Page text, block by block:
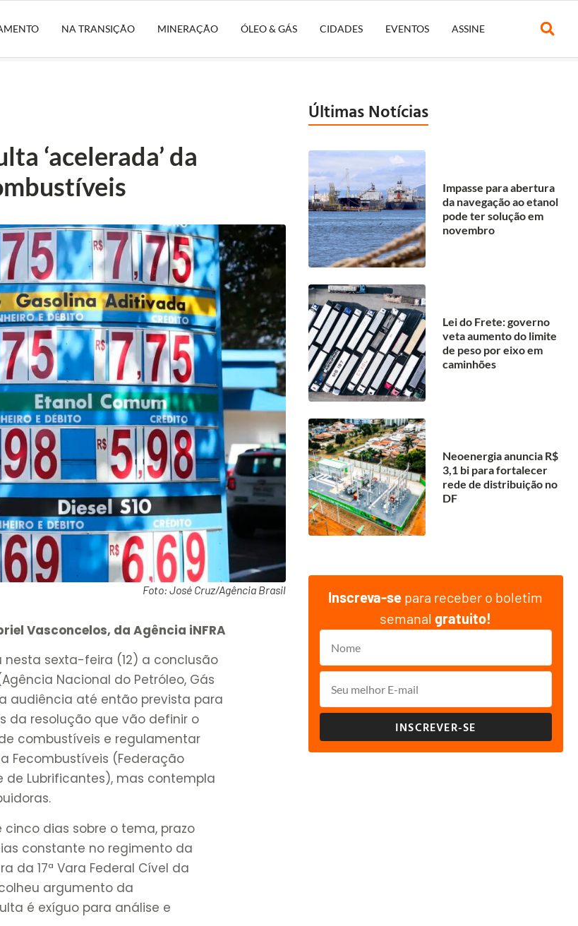
NA TRANSIÇÃO MINERAÇÃO ÓLEO & GÁS CIDADES EVENTOS ASSINE
‘acelerada’ da
Foto: José Cruz/Agência Brasil
Vasconcelos, da Agência iNFRA
nesta sexta-feira (12) a conclusão
Nacional do Petróleo, Gás
audiência até então prevista para
da resolução que vão definir o
combustíveis e regulamentar
Fecombustíveis (Federação
de Lubrificantes), mas contempla
cinco dias sobre o tema, prazo
constante no regimento da
da 17ª Vara Federal Cível da
argumento da
é exíguo para análise e
Últimas Notícias
Impasse para abertura
da navegação ao etanol
pode ter solução em
novembro
Lei do Frete: governo
veta aumento do limite
de peso por eixo em
caminhões
Neoenergia anuncia R$
3,1 bi para fortalecer
rede de distribuição no
DF
Inscreva-se para receber o boletim
semanalgratuito!
INSCREVER-SE